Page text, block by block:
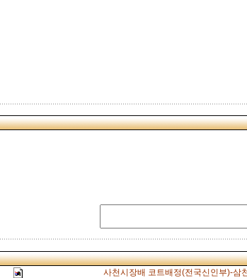
사천시장배 코트배정(전국신인부)-삼